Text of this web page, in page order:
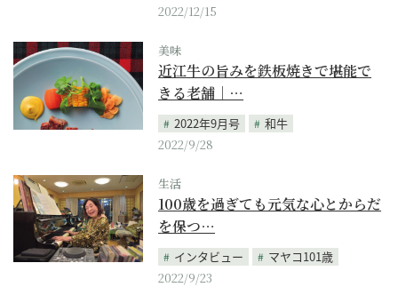
2022/12/15
美味
近江牛の旨みを鉄板焼きで堪能で
きる老舗｜…
2022年9月号
和牛
2022/9/28
生活
100歳を過ぎても元気な心とからだ
を保つ…
インタビュー
マヤコ101歳
2022/9/23